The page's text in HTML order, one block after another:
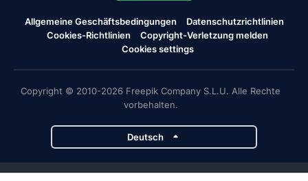
Allgemeine Geschäftsbedingungen
Datenschutzrichtlinien
Cookies-Richtlinien
Copyright-Verletzung melden
Cookies settings
Copyright © 2010-2026 Freepik Company S.L.U. Alle Rechte
vorbehalten.
Deutsch